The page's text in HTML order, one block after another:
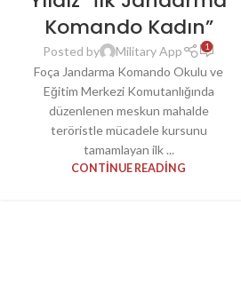
Komando Kadın”
Posted by Military App 1
Foça Jandarma Komando Okulu ve
Eğitim Merkezi Komutanlığında
düzenlenen meskun mahalde
teröristle mücadele kursunu
tamamlayan ilk ...
CONTINUE READING